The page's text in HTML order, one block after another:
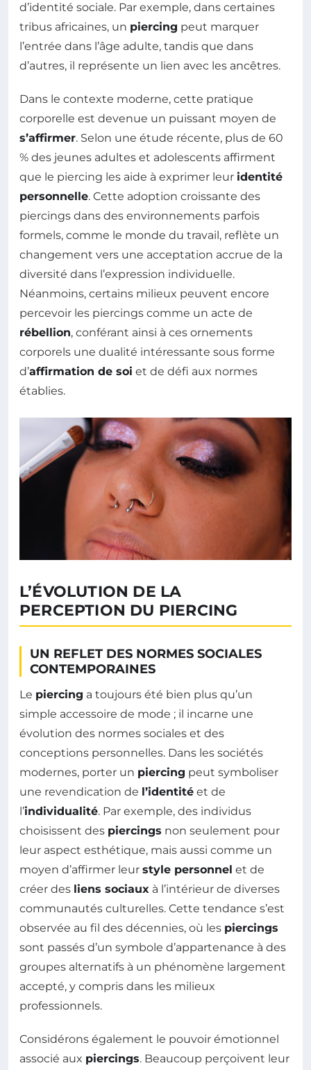
d’identité sociale. Par exemple, dans certaines
tribus africaines, un piercing peut marquer
l’entrée dans l’âge adulte, tandis que dans
d’autres, il représente un lien avec les ancêtres.
Dans le contexte moderne, cette pratique
corporelle est devenue un puissant moyen de
s’affirmer. Selon une étude récente, plus de 60
% des jeunes adultes et adolescents affirment
que le piercing les aide à exprimer leur identité
personnelle. Cette adoption croissante des
piercings dans des environnements parfois
formels, comme le monde du travail, reflète un
changement vers une acceptation accrue de la
diversité dans l’expression individuelle.
Néanmoins, certains milieux peuvent encore
percevoir les piercings comme un acte de
rébellion, conférant ainsi à ces ornements
corporels une dualité intéressante sous forme
d’affirmation de soi et de défi aux normes
établies.
L’ÉVOLUTION DE LA
PERCEPTION DU PIERCING
UN REFLET DES NORMES SOCIALES
CONTEMPORAINES
Le piercing a toujours été bien plus qu’un
simple accessoire de mode ; il incarne une
évolution des normes sociales et des
conceptions personnelles. Dans les sociétés
modernes, porter un piercing peut symboliser
une revendication de l’identité et de
l’individualité. Par exemple, des individus
choisissent des piercings non seulement pour
leur aspect esthétique, mais aussi comme un
moyen d’affirmer leur style personnel et de
créer des liens sociaux à l’intérieur de diverses
communautés culturelles. Cette tendance s’est
observée au fil des décennies, où les piercings
sont passés d’un symbole d’appartenance à des
groupes alternatifs à un phénomène largement
accepté, y compris dans les milieux
professionnels.
Considérons également le pouvoir émotionnel
associé aux piercings. Beaucoup perçoivent leur